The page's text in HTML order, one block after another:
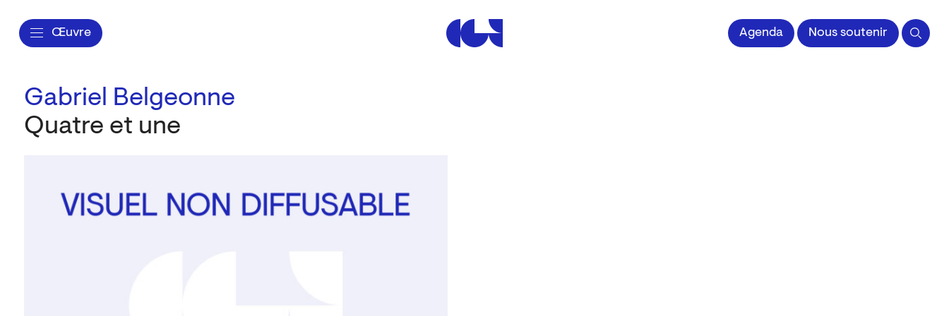
Œuvre Centre de la Gravure et de l'Image impriméeAgenda Nous soutenir
Gabriel Belgeonne
Quatre et une